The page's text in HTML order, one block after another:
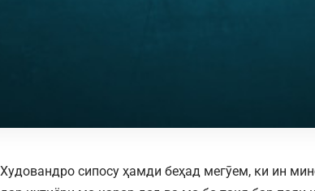
Худовандро сипосу ҳамди беҳад мегӯем, ки ин